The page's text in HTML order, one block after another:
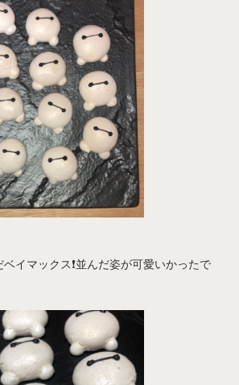
イマックス❗並んだ姿が可愛いかったで